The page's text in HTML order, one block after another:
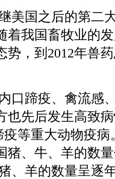
美国之后的第二
着我国畜牧业的
势，到2012年兽
口蹄疫、禽流感
也先后发生高致
等重大动物疫病
猪、牛、羊的数
、羊的数量呈逐